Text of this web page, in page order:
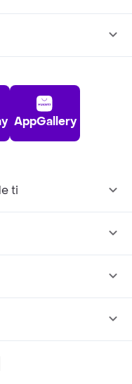
AppGallery
ti